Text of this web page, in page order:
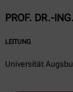
PROF. DR.-
LEITUNG
Universität